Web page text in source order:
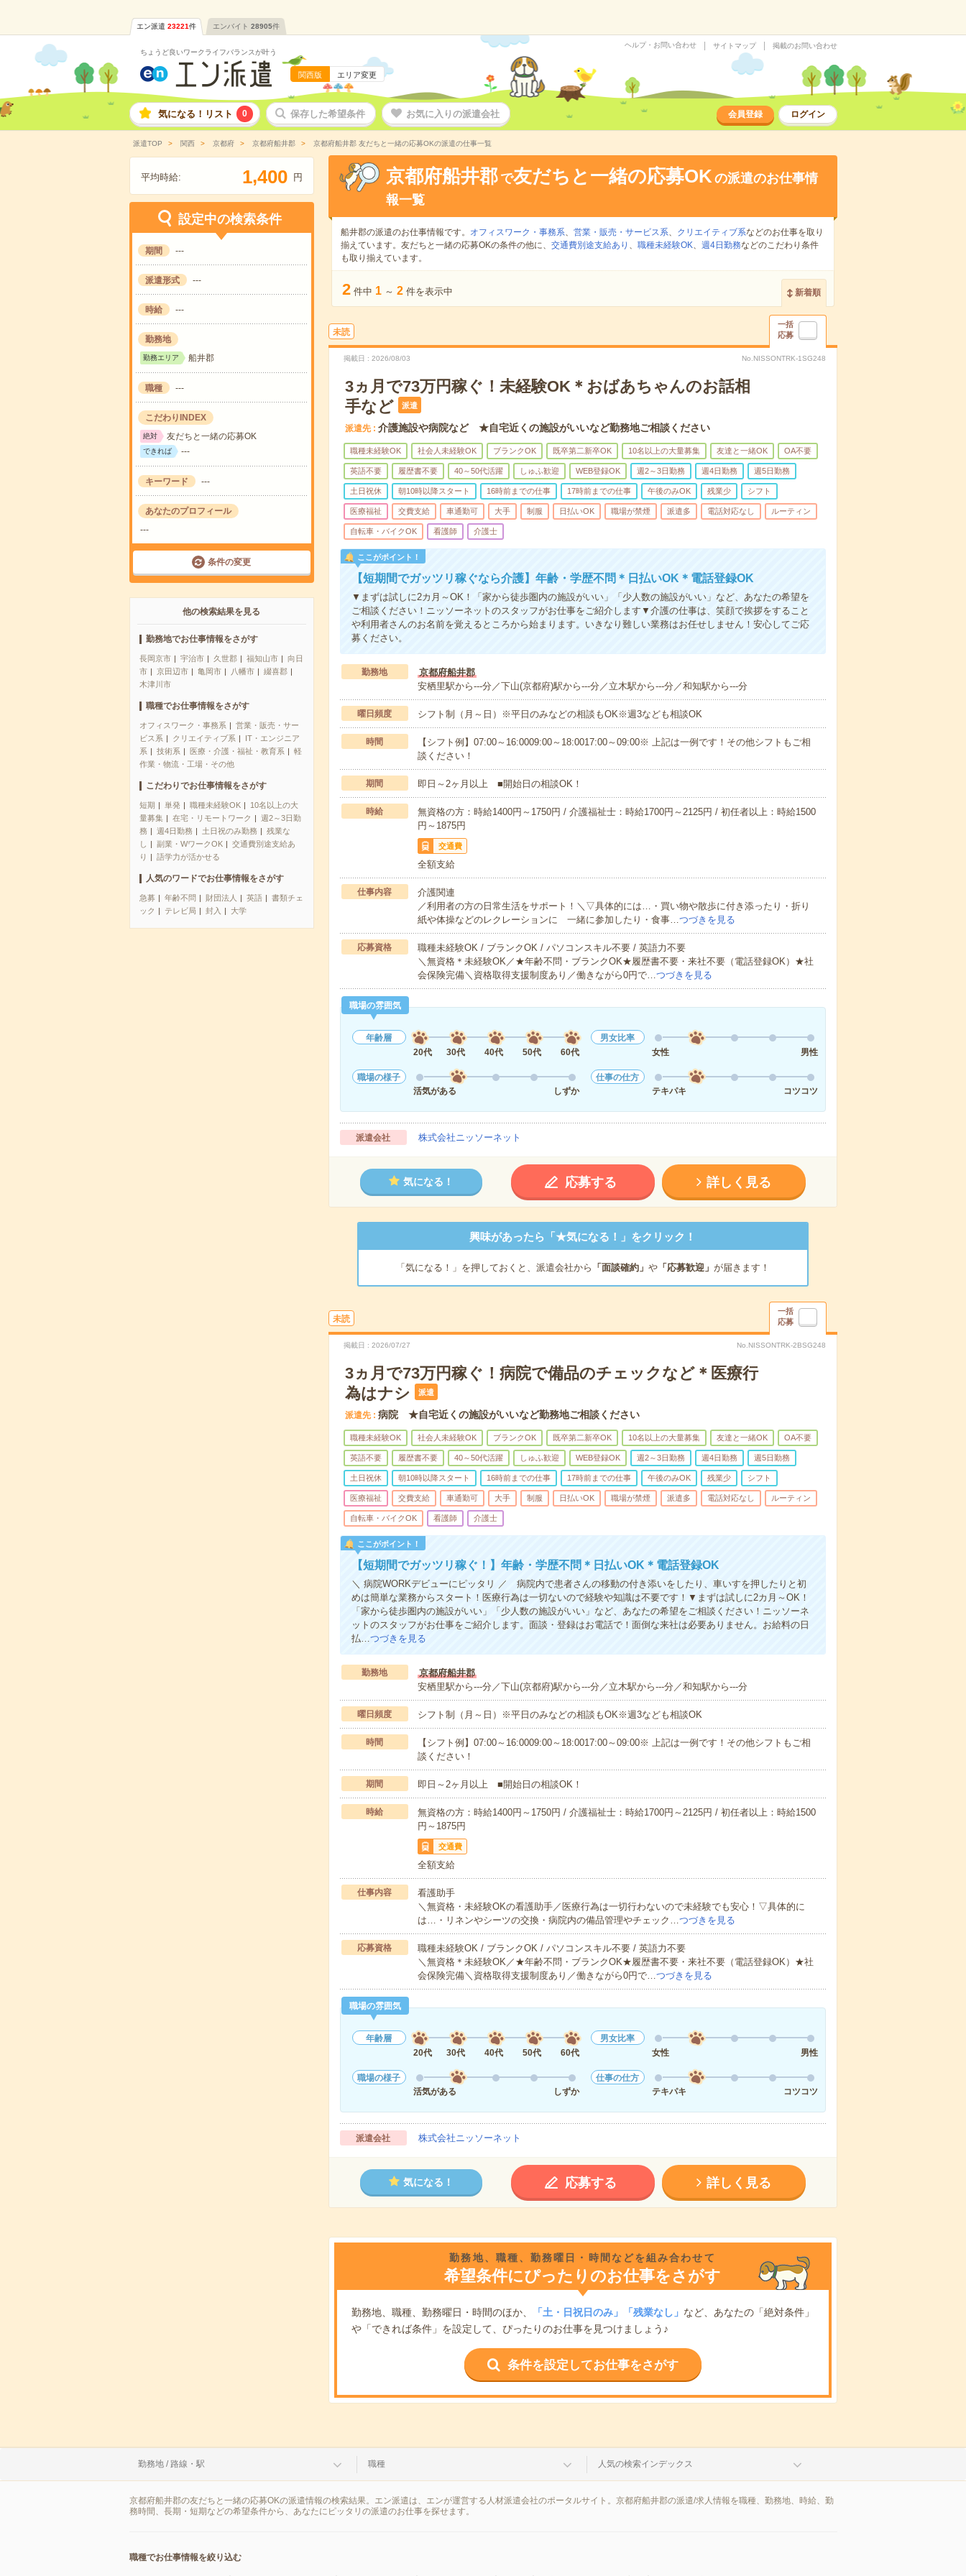
エン派遣 23221件 エンバイト 28905件
ちょうど良いワークライフバランスが叶う
関西版 エリア変更
ヘルプ・お問い合わせ サイトマップ 掲載のお問い合わせ
気になる！リスト 0 保存した希望条件 お気に入りの派遣会社 会員登録 ログイン
派遣TOP 関西 京都府 京都府船井郡 京都府船井郡 友だちと一緒の応募OKの派遣の仕事一覧
平均時給: 1,400 円
設定中の検索条件
期間 ---
派遣形式 ---
時給 ---
勤務地
勤務エリア 船井郡
職種 ---
こだわりINDEX
絶対 友だちと一緒の応募OK
できれば ---
キーワード ---
あなたのプロフィール
---
条件の変更
他の検索結果を見る
勤務地でお仕事情報をさがす
長岡京市 宇治市 久世郡 福知山市
向日
市
京田辺市 亀岡市 八幡市
綴喜郡
木津川市
職種でお仕事情報をさがす
オフィスワーク・事務系
営業・販売・サー
ビス系
クリエイティブ系
IT・エンジニア
系
技術系 医療・介護・福祉・教育系
軽
作業・物流・工場・その他
こだわりでお仕事情報をさがす
短期 単発 職種未経験OK
10名以上の大
量募集
在宅・リモートワーク
週2～3日勤
務
週4日勤務 土日祝のみ勤務
残業な
し
副業・WワークOK
交通費別途支給あ
り
語学力が活かせる
人気のワードでお仕事情報をさがす
急募 年齢不問 財団法人 英語
書類チェ
ック
テレビ局 封入 大学
京都府船井郡 で友だちと一緒の応募OKの派遣のお仕事情
報一覧
船井郡の派遣のお仕事情報です。 オフィスワーク・事務系、 営業・販売・サービス系、 クリエイティブ系などのお仕事を取り
揃えています。友だちと一緒の応募OKの条件の他に、 交通費別途支給あり 、 職種未経験OK、 週4日勤務などのこだわり条件
も取り揃えています。
2 件中 1 ～ 2 件を表示中 新着順
未読
一括
応募
掲載日 2026/08/03 No.NISSONTRK-1SG248
3ヵ月で73万円稼ぐ！未経験OK＊おばあちゃんのお話相
手など
派遣
派遣先 介護施設や病院など ★自宅近くの施設がいいなど勤務地ご相談ください
職種未経験OK 社会人未経験OK ブランクOK 既卒第二新卒OK 10名以上の大量募集 友達と一緒OK OA不要
英語不要 履歴書不要 40～50代活躍 しゅふ歓迎 WEB登録OK 週2～3日勤務 週4日勤務 週5日勤務
土日祝休 朝10時以降スタート 16時前までの仕事 17時前までの仕事 午後のみOK 残業少 シフト
医療福祉 交費支給 車通勤可 大手 制服 日払いOK 職場が禁煙 派遣多 電話対応なし ルーティン
自転車・バイクOK 看護師 介護士
ここがポイント！
【短期間でガッツリ稼ぐなら介護】年齢・学歴不問＊日払いOK＊電話登録OK
▼まずは試しに2カ月～OK！「家から徒歩圏内の施設がいい」「少人数の施設がいい」など、あなたの希望を
ご相談ください！ニッソーネットのスタッフがお仕事をご紹介します▼介護の仕事は、笑顔で挨拶をすること
や利用者さんのお名前を覚えるところから始まります。いきなり難しい業務はお任せしません！安心してご応
募ください。
勤務地
京都府船井郡
安栖里駅から---分／下山(京都府)駅から---分／立木駅から---分／和知駅から---分
曜日頻度 シフト制（月～日）※平日のみなどの相談もOK※週3なども相談OK
時間
【シフト例】07:00～16:0009:00～18:0017:00～09:00※ 上記は一例です！その他シフトもご相
談ください！
期間 即日～2ヶ月以上 ■開始日の相談OK！
時給
無資格の方：時給1400円～1750円 / 介護福祉士：時給1700円～2125円 / 初任者以上：時給1500
円～1875円
交通費
全額支給
仕事内容
介護関連
／利用者の方の日常生活をサポート！＼▽具体的には…・買い物や散歩に付き添ったり・折り
紙や体操などのレクレーションに 一緒に参加したり・食事…つづきを見る
応募資格
職種未経験OK / ブランクOK / パソコンスキル不要 / 英語力不要
＼無資格＊未経験OK／★年齢不問・ブランクOK★履歴書不要・来社不要（電話登録OK）★社
会保険完備＼資格取得支援制度あり／働きながら0円で…つづきを見る
職場の雰囲気
年齢層
20代
30代 40代 50代 60代
男女比率
女性
男性
職場の様子
活気がある
しずか
仕事の仕方
テキパキ
コツコツ
派遣会社 株式会社ニッソーネット
気になる！ 応募する 詳しく見る
興味があったら「★気になる！」をクリック！
「気になる！」を押しておくと、派遣会社から 「面談確約」 や「応募歓迎」 が届きます！
未読
一括
応募
掲載日 2026/07/27 No.NISSONTRK-2BSG248
3ヵ月で73万円稼ぐ！病院で備品のチェックなど＊医療行
為はナシ
派遣
派遣先 病院 ★自宅近くの施設がいいなど勤務地ご相談ください
職種未経験OK 社会人未経験OK ブランクOK 既卒第二新卒OK 10名以上の大量募集 友達と一緒OK OA不要
英語不要 履歴書不要 40～50代活躍 しゅふ歓迎 WEB登録OK 週2～3日勤務 週4日勤務 週5日勤務
土日祝休 朝10時以降スタート 16時前までの仕事 17時前までの仕事 午後のみOK 残業少 シフト
医療福祉 交費支給 車通勤可 大手 制服 日払いOK 職場が禁煙 派遣多 電話対応なし ルーティン
自転車・バイクOK 看護師 介護士
ここがポイント！
【短期間でガッツリ稼ぐ！】年齢・学歴不問＊日払いOK＊電話登録OK
＼ 病院WORKデビューにピッタリ ／ 病院内で患者さんの移動の付き添いをしたり、車いすを押したりと初
めは簡単な業務からスタート！医療行為は一切ないので経験や知識は不要です！▼まずは試しに2カ月～OK！
「家から徒歩圏内の施設がいい」「少人数の施設がいい」など、あなたの希望をご相談ください！ニッソーネ
ットのスタッフがお仕事をご紹介します。面談・登録はお電話で！面倒な来社は必要ありません。お給料の日
払…つづきを見る
勤務地
京都府船井郡
安栖里駅から---分／下山(京都府)駅から---分／立木駅から---分／和知駅から---分
曜日頻度 シフト制（月～日）※平日のみなどの相談もOK※週3なども相談OK
時間
【シフト例】07:00～16:0009:00～18:0017:00～09:00※ 上記は一例です！その他シフトもご相
談ください！
期間 即日～2ヶ月以上 ■開始日の相談OK！
時給
無資格の方：時給1400円～1750円 / 介護福祉士：時給1700円～2125円 / 初任者以上：時給1500
円～1875円
交通費
全額支給
仕事内容
看護助手
＼無資格・未経験OKの看護助手／医療行為は一切行わないので未経験でも安心！▽具体的に
は…・リネンやシーツの交換・病院内の備品管理やチェック…つづきを見る
応募資格
職種未経験OK / ブランクOK / パソコンスキル不要 / 英語力不要
＼無資格＊未経験OK／★年齢不問・ブランクOK★履歴書不要・来社不要（電話登録OK）★社
会保険完備＼資格取得支援制度あり／働きながら0円で…つづきを見る
職場の雰囲気
年齢層
20代
30代 40代 50代 60代
男女比率
女性
男性
職場の様子
活気がある
しずか
仕事の仕方
テキパキ
コツコツ
派遣会社 株式会社ニッソーネット
気になる！ 応募する 詳しく見る
勤務地、職種、勤務曜日・時間などを組み合わせて
希望条件にぴったりのお仕事をさがす
勤務地、職種、勤務曜日・時間のほか、 「土・日祝日のみ」「残業なし」 など、あなたの「絶対条件」
や「できれば条件」を設定して、ぴったりのお仕事を見つけましょう♪
条件を設定してお仕事をさがす
勤務地 / 路線・駅 職種 人気の検索インデックス
京都府船井郡の友だちと一緒の応募OKの派遣情報の検索結果。エン派遣は、エンが運営する人材派遣会社のポータルサイト。京都府船井郡の派遣/求人情報を職種、勤務地、時給、勤
務時間、長期・短期などの希望条件から、あなたにピッタリの派遣のお仕事を探せます。
職種でお仕事情報を絞り込む